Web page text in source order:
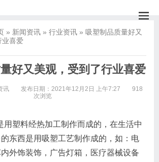
» 新闻资讯 » 行业资讯 » 吸塑制品质量好又
业喜爱
好又美观，受到了行业喜爱
讯 发布日期：2021年12月2日 上午7:27
918
次浏览
用塑料经热加工制作而成的，在生活中
东西是用吸塑工艺制作成的，如：电
外饰装饰，广告灯箱，医疗器械设备